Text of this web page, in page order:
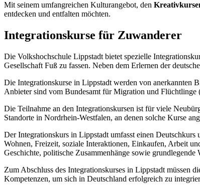
Mit seinem umfangreichen Kulturangebot, den
entdecken und entfalten möchten.
Integrationskurse für Zuwanderer
Die Volkshochschule Lippstadt bietet spezielle
Gesellschaft Fuß zu fassen. Neben dem Erlernen der
Die Integrationskurse in Lippstadt werden von anerkannten
Anbieter sind vom Bundesamt für Migration und
Die Teilnahme an den Integrationskursen ist für viele
Standorte in Nordrhein-Westfalen, an denen solche Kurse
Der Integrationskurs in Lippstadt umfasst einen
Wohnen, Freizeit, soziale Interaktionen, Einkaufen, Arbeit
Geschichte, politische Zusammenhänge sowie grundlegende
Zum Abschluss des Integrationskurses in Lippstadt müssen
Kompetenzen, um sich in Deutschland erfolgreich zu